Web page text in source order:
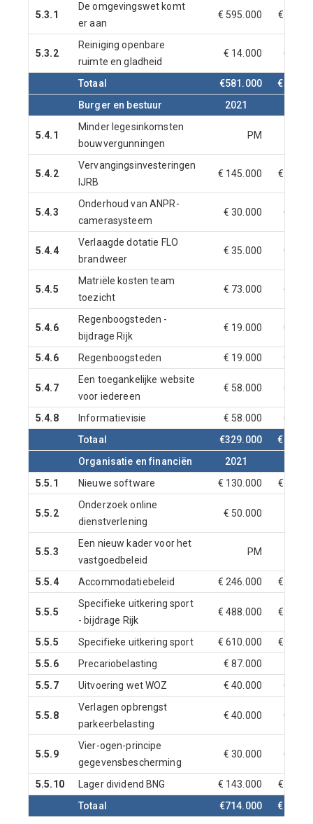
5.3.1
De omgevingswet komt
er aan
€ 595.000 €
5.3.2
Reiniging openbare
ruimte en gladheid
€ 14.000 €
Totaal €581.000
€
Burger en bestuur
2021
5.4.1
Minder legesinkomsten
bouwvergunningen
PM
5.4.2
Vervangingsinvesteringen
IJRB
€ 145.000 €
5.4.3
Onderhoud van ANPR-
camerasysteem
€ 30.000 €
5.4.4
Verlaagde dotatie FLO
brandweer
€ 35.000 €
5.4.5
Matriële kosten team
toezicht
€ 73.000 €
5.4.6
Regenboogsteden -
bijdrage Rijk
€ 19.000 €
5.4.6 Regenboogsteden € 19.000 €
5.4.7
Een toegankelijke website
voor iedereen
€ 58.000 €
5.4.8 Informatievisie € 58.000
€
Totaal
€329.000
€
Organisatie en financiën
2021
5.5.1
Nieuwe software € 130.000 €
5.5.2
Onderzoek online
dienstverlening
€ 50.000
5.5.3
Een nieuw kader voor het
vastgoedbeleid
PM
5.5.4 Accommodatiebeleid € 246.000 €
5.5.5
Specifieke uitkering sport
- bijdrage Rijk
€ 488.000 €
5.5.5 Specifieke uitkering sport € 610.000
€
5.5.6
Precariobelasting € 87.000
5.5.7
Uitvoering wet WOZ € 40.000 €
5.5.8
Verlagen opbrengst
parkeerbelasting
€ 40.000 €
5.5.9
Vier-ogen-principe
gegevensbescherming
€ 30.000 €
5.5.10 Lager dividend BNG € 143.000
€
Totaal
€714.000 €